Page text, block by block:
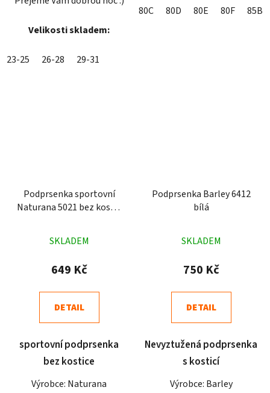
Velikosti skladem:
23-25 26-28 29-31
80C 80D 80E 80F 85B
Podprsenka sportovní
Naturana 5021 bez kostic
hodnocení
produktu
4,6
z
hvězdiček.
SKLADEM
649 Kč
DETAIL
sportovní podprsenka
bez kostice
Výrobce: Naturana
Podprsenka Barley 6412
bílá
hodnocení
produktu
5,0
z
hvězdiček.
SKLADEM
750 Kč
DETAIL
Nevyztužená podprsenka
s kosticí
Výrobce: Barley